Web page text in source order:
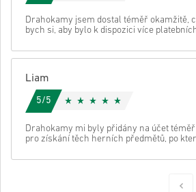
Drahokamy jsem dostal téměř okamžitě,
bych si, aby bylo k dispozici více
Liam
5/5
Drahokamy mi byly přidány na účet
pro získání těch herních předmětů, po